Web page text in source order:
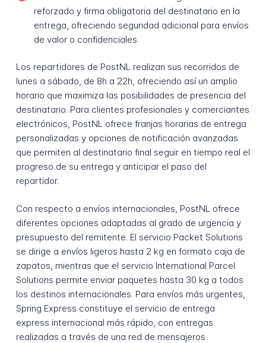
reforzado y firma obligatoria del destinatario en la
entrega, ofreciendo seguridad adicional para envíos
de valor o confidenciales
Los repartidores de PostNL realizan sus recorridos de
lunes a sábado, de 8h a 22h, ofreciendo así un amplio
horario que maximiza las posibilidades de presencia del
destinatario. Para clientes profesionales y comerciantes
electrónicos, PostNL ofrece franjas horarias de entrega
personalizadas y opciones de notificación avanzadas
que permiten al destinatario final seguir en tiempo real el
progreso de su entrega y anticipar el paso del
repartidor.
Con respecto a envíos internacionales, PostNL ofrece
diferentes opciones adaptadas al grado de urgencia y
presupuesto del remitente. El servicio Packet Solutions
se dirige a envíos ligeros hasta 2 kg en formato caja de
zapatos, mientras que el servicio International Parcel
Solutions permite enviar paquetes hasta 30 kg a todos
los destinos internacionales. Para envíos más urgentes,
Spring Express constituye el servicio de entrega
express internacional más rápido, con entregas
realizadas a través de una red de mensajeros